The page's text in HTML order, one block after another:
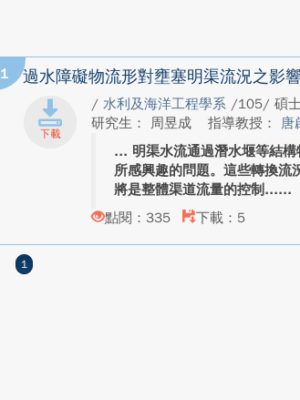
1 過水障礙物流形對壅塞明渠流況之影
/ 水利及海洋工程學系 /105/ 碩
研究生： 周昱成
指導教授： 唐
明渠水流通過潛水堰等結
所感興趣的問題。這些轉換流
將是整體渠道流量的控制...
點閱：335
下載：5
1